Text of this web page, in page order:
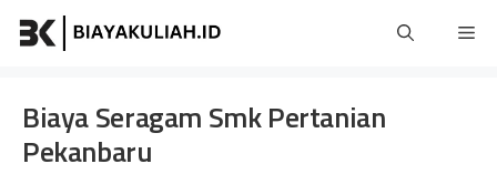
Skip
Biaya Seragam Smk Pertanian
Pekanbaru